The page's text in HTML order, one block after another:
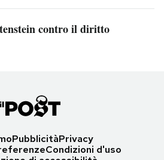
contro il diritto
PubblicitàPrivacy
Condizioni d'uso